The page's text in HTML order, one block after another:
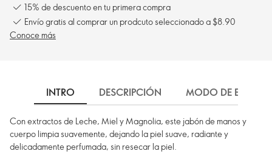
15% de descuento en tu primera compra
Envío gratis al comprar un prodcuto seleccionado a $8.90
Conoce más
INTRO DESCRIPCIÓN MODO DE EMPLEO
Con extractos de Leche, Miel y Magnolia, este jabón de manos y
cuerpo limpia suavemente, dejando la piel suave, radiante y
delicadamente perfumada, sin resecar la piel.